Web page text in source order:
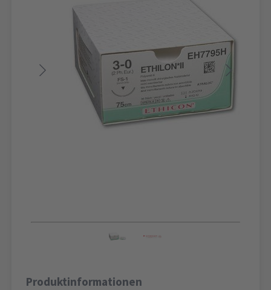
Produktinformationen